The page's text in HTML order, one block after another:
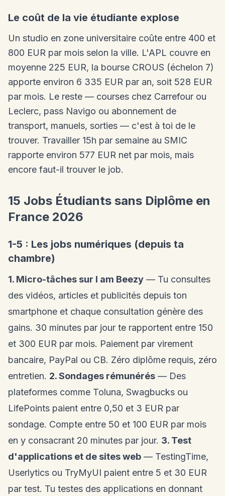
Le coût de la vie étudiante explose
Un studio en zone universitaire coûte entre 400 et
800 EUR par mois selon la ville. L'APL couvre en
moyenne 225 EUR, la bourse CROUS (échelon 7)
apporte environ 6 335 EUR par an, soit 528 EUR
par mois. Le reste — courses chez Carrefour ou
Leclerc, pass Navigo ou abonnement de
transport, manuels, sorties — c'est à toi de le
trouver. Travailler 15h par semaine au SMIC
rapporte environ 577 EUR net par mois, mais
encore faut-il trouver le job.
15 Jobs Étudiants sans Diplôme en
France 2026
1-5 : Les jobs numériques (depuis ta
chambre)
1. Micro-tâches sur I am Beezy — Tu consultes
des vidéos, articles et publicités depuis ton
smartphone et chaque consultation génère des
gains. 30 minutes par jour te rapportent entre 150
et 300 EUR par mois. Paiement par virement
bancaire, PayPal ou CB. Zéro diplôme requis, zéro
entretien. 2. Sondages rémunérés — Des
plateformes comme Toluna, Swagbucks ou
LifePoints paient entre 0,50 et 3 EUR par
sondage. Compte entre 50 et 100 EUR par mois
en y consacrant 20 minutes par jour. 3. Test
d'applications et de sites web — TestingTime,
Userlytics ou TryMyUI paient entre 5 et 30 EUR
par test. Tu testes des applications en donnant